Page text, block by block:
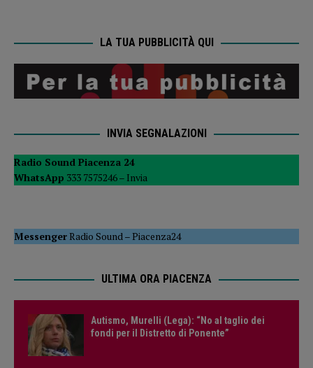
LA TUA PUBBLICITÀ QUI
INVIA SEGNALAZIONI
Radio Sound Piacenza 24
WhatsApp 333 7575246 – Invia
MessengerRadio Sound–Piacenza24
ULTIMA ORA PIACENZA
Autismo, Murelli (Lega): “No al taglio dei
fondi per il Distretto di Ponente”